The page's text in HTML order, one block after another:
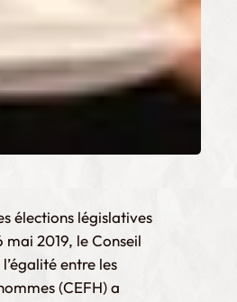
élections législatives
2019, le Conseil
entre les
(CEFH) a